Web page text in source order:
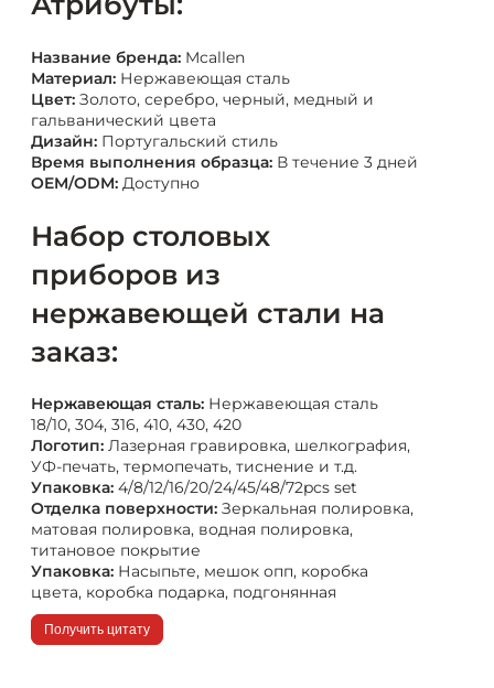
Название бренда: Mcallen
Материал: Нержавеющая сталь
Цвет: Золото, серебро, черный, медный и
гальванический цвета
Дизайн: Португальский стиль
Время выполнения образца: В течение 3 дней
OEM/ODM: Доступно
Набор столовых
приборов из
нержавеющей стали на
заказ:
Нержавеющая сталь: Нержавеющая сталь
18/10, 304, 316, 410, 430, 420
Логотип: Лазерная гравировка, шелкография,
УФ-печать, термопечать, тиснение и т.д.
Упаковка: 4/8/12/16/20/24/45/48/72pcs set
Отделка поверхности: Зеркальная полировка,
матовая полировка, водная полировка,
титановое покрытие
Упаковка: Насыпьте, мешок опп, коробка
цвета, коробка подарка, подгонянная
Получить цитату